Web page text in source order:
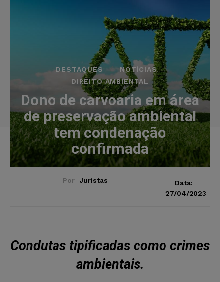
DESTAQUES
NOTÍCIAS
DIREITO AMBIENTAL
Dono de carvoaria em área
de preservação ambiental
tem condenação
confirmada
Por Juristas
Data:
27/04/2023
Condutas tipificadas como crimes
ambientais.